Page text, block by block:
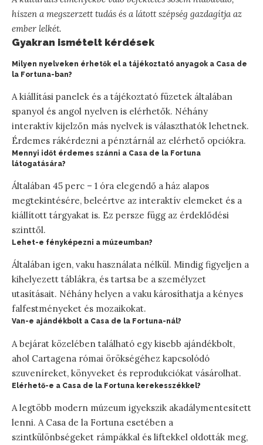
hiszen a megszerzett tudás és a látott szépség gazdagítja az
ember lelkét.
Gyakran ismételt kérdések
Milyen nyelveken érhetők el a tájékoztató anyagok a Casa de
la Fortuna-ban?
A kiállítási panelek és a tájékoztató füzetek általában
spanyol és angol nyelven is elérhetők. Néhány
interaktív kijelzőn más nyelvek is választhatók lehetnek.
Érdemes rákérdezni a pénztárnál az elérhető opciókra.
Mennyi időt érdemes szánni a Casa de la Fortuna
látogatására?
Általában 45 perc – 1 óra elegendő a ház alapos
megtekintésére, beleértve az interaktív elemeket és a
kiállított tárgyakat is. Ez persze függ az érdeklődési
szinttől.
Lehet-e fényképezni a múzeumban?
Általában igen, vaku használata nélkül. Mindig figyeljen a
kihelyezett táblákra, és tartsa be a személyzet
utasításait. Néhány helyen a vaku károsíthatja a kényes
falfestményeket és mozaikokat.
Van-e ajándékbolt a Casa de la Fortuna-nál?
A bejárat közelében található egy kisebb ajándékbolt,
ahol Cartagena római örökségéhez kapcsolódó
szuveníreket, könyveket és reprodukciókat vásárolhat.
Elérhető-e a Casa de la Fortuna kerekesszékkel?
A legtöbb modern múzeum igyekszik akadálymentesített
lenni. A Casa de la Fortuna esetében a
szintkülönbségeket rámpákkal és liftekkel oldották meg,